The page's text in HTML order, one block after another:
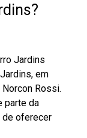
Jardins
, em
Rossi.
parte da
de oferecer